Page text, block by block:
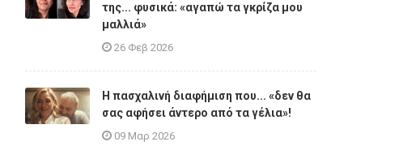
της... φυσικά: «αγαπώ τα γκρίζα μου
μαλλιά»
26 Φεβ 2026
Η πασχαλινή διαφήμιση που... «δεν θα
σας αφήσει άντερο από τα γέλια»!
09 Μαρ 2026